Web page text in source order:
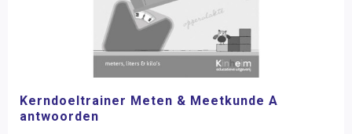
Kerndoeltrainer Meten & Meetkunde A
antwoorden